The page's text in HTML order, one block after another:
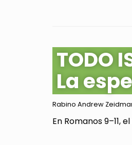
TODO
La
Rabino Andrew
En Romanos 9–11,